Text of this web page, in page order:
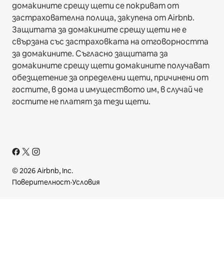
домакините срещу щети се покриват от
застрахователна полица, закупена от Airbnb.
Защитата за домакините срещу щети не е
свързана със застраховката на отговорността
за домакините. Съгласно защитата за
домакините срещу щети домакините получават
обезщетение за определени щети, причинени от
гостите, в дома и имуществото им, в случай че
гостите не платят за тези щети.
© 2026 Airbnb, Inc.
Поверителност·Условия